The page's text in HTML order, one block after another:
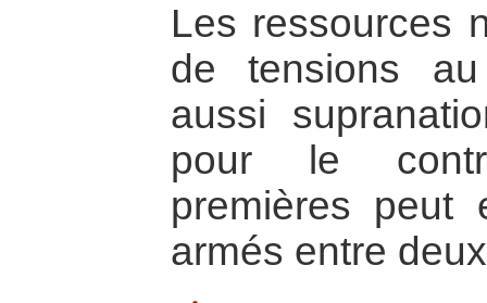
Les ressources
de tensions
aussi
pour le
premières peut
armés entre